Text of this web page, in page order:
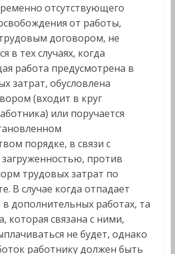
отсутствующего
от работы,
договором, не
в тех случаях, когда
работа предусмотрена в
затрат, обусловлена
(входит в круг
или поручается
порядке, в связи с
против
трудовых затрат по
В случае когда отпадает
дополнительных работах, та
которая связана с ними,
не будет, однако
работнику должен быть